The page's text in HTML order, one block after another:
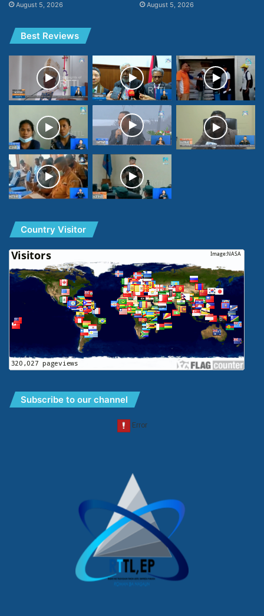
August 5, 2026 August 5, 2026
Best Reviews
Country Visitor
Subscribe to our channel